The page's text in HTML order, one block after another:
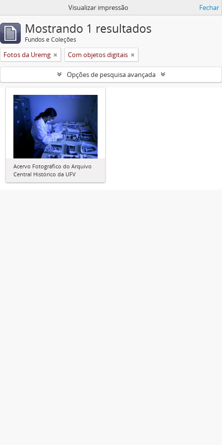
Visualizar impressão Fechar
Mostrando 1 resultados
Fundos e Coleções
Fotos da Uremg Com objetos digitais
Opções de pesquisa avançada
Acervo Fotográfico do Arquivo
Central Histórico da UFV